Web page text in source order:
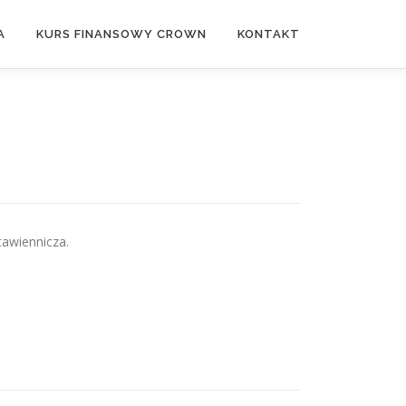
KURS FINANSOWY CROWN KONTAKT